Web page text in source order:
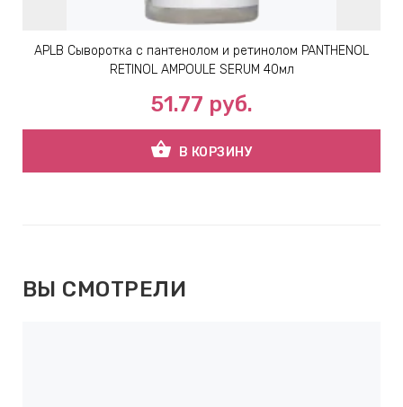
APLB Сыворотка с пантенолом и ретинолом PANTHENOL
RETINOL AMPOULE SERUM 40мл
51.77 руб.
shopping_basket В КОРЗИНУ
ВЫ СМОТРЕЛИ